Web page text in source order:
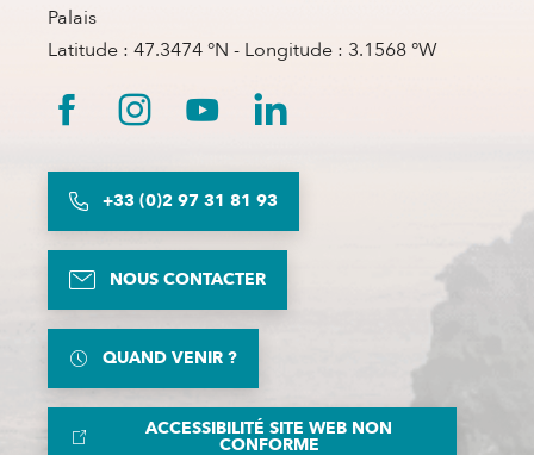
Palais
Latitude : 47.3474 °N - Longitude : 3.1568 °W
+33 (0)2 97 31 81 93
NOUS CONTACTER
QUAND VENIR ?
ACCESSIBILITÉ SITE WEB NON
CONFORME